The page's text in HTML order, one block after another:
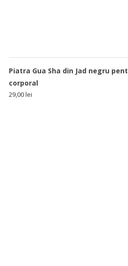
Piatra Gua Sha din Jad negru
corporal
29,00lei